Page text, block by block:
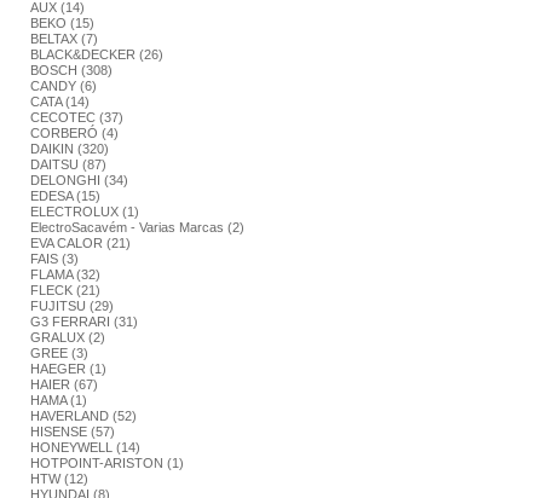
AUX (14)
BEKO (15)
BELTAX (7)
BLACK&DECKER (26)
BOSCH (308)
CANDY (6)
CATA (14)
CECOTEC (37)
CORBERÓ (4)
DAIKIN (320)
DAITSU (87)
DELONGHI (34)
EDESA (15)
ELECTROLUX (1)
ElectroSacavém - Varias Marcas (2)
EVA CALOR (21)
FAIS (3)
FLAMA (32)
FLECK (21)
FUJITSU (29)
G3 FERRARI (31)
GRALUX (2)
GREE (3)
HAEGER (1)
HAIER (67)
HAMA (1)
HAVERLAND (52)
HISENSE (57)
HONEYWELL (14)
HOTPOINT-ARISTON (1)
HTW (12)
HYUNDAI (8)